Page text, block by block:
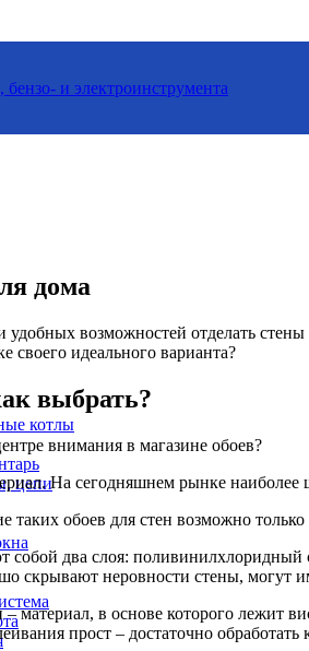
и электроинструмента
котлы
цепи
дома
возможностей отделать
своего идеального варианта?
выбрать?
внимания в магазине обоев?
На сегодняшнем рынке
таких обоев для стен возможно
собой два слоя:
скрывают неровности стены, могут
материал, в основе которого лежит
прост – достаточно